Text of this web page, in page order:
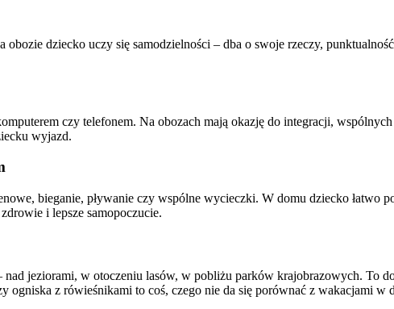
dziecko uczy się samodzielności – dba o swoje rzeczy,
czy telefonem. Na obozach mają okazję do integracji,
wyjazd.
bieganie, pływanie czy wspólne wycieczki. W domu dziecko łatwo
i lepsze samopoczucie.
jeziorami, w otoczeniu lasów, w pobliżu parków krajobrazowych. To
ogniska z rówieśnikami to coś, czego nie da się porównać z wakacjami w